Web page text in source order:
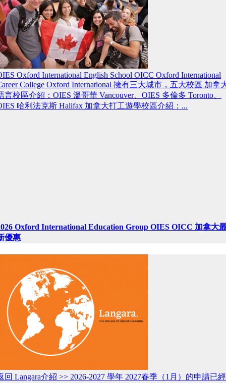
Oxford International English School OICC Oxford International
College Oxford International 擁有三大城市，五大校區 加拿
言校區介紹：OIES 溫哥華 Vancouver、OIES 多倫多 Toronto、
哈利法克斯 Halifax 加拿大打工遊學校區介紹：...
Oxford International Education Group OIES OICC 加拿大
優惠
回 Langara介紹 >> 2026-2027 學年 2027春季（1月）的申請已經